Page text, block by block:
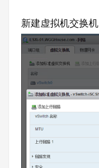
新建虚拟机交换机